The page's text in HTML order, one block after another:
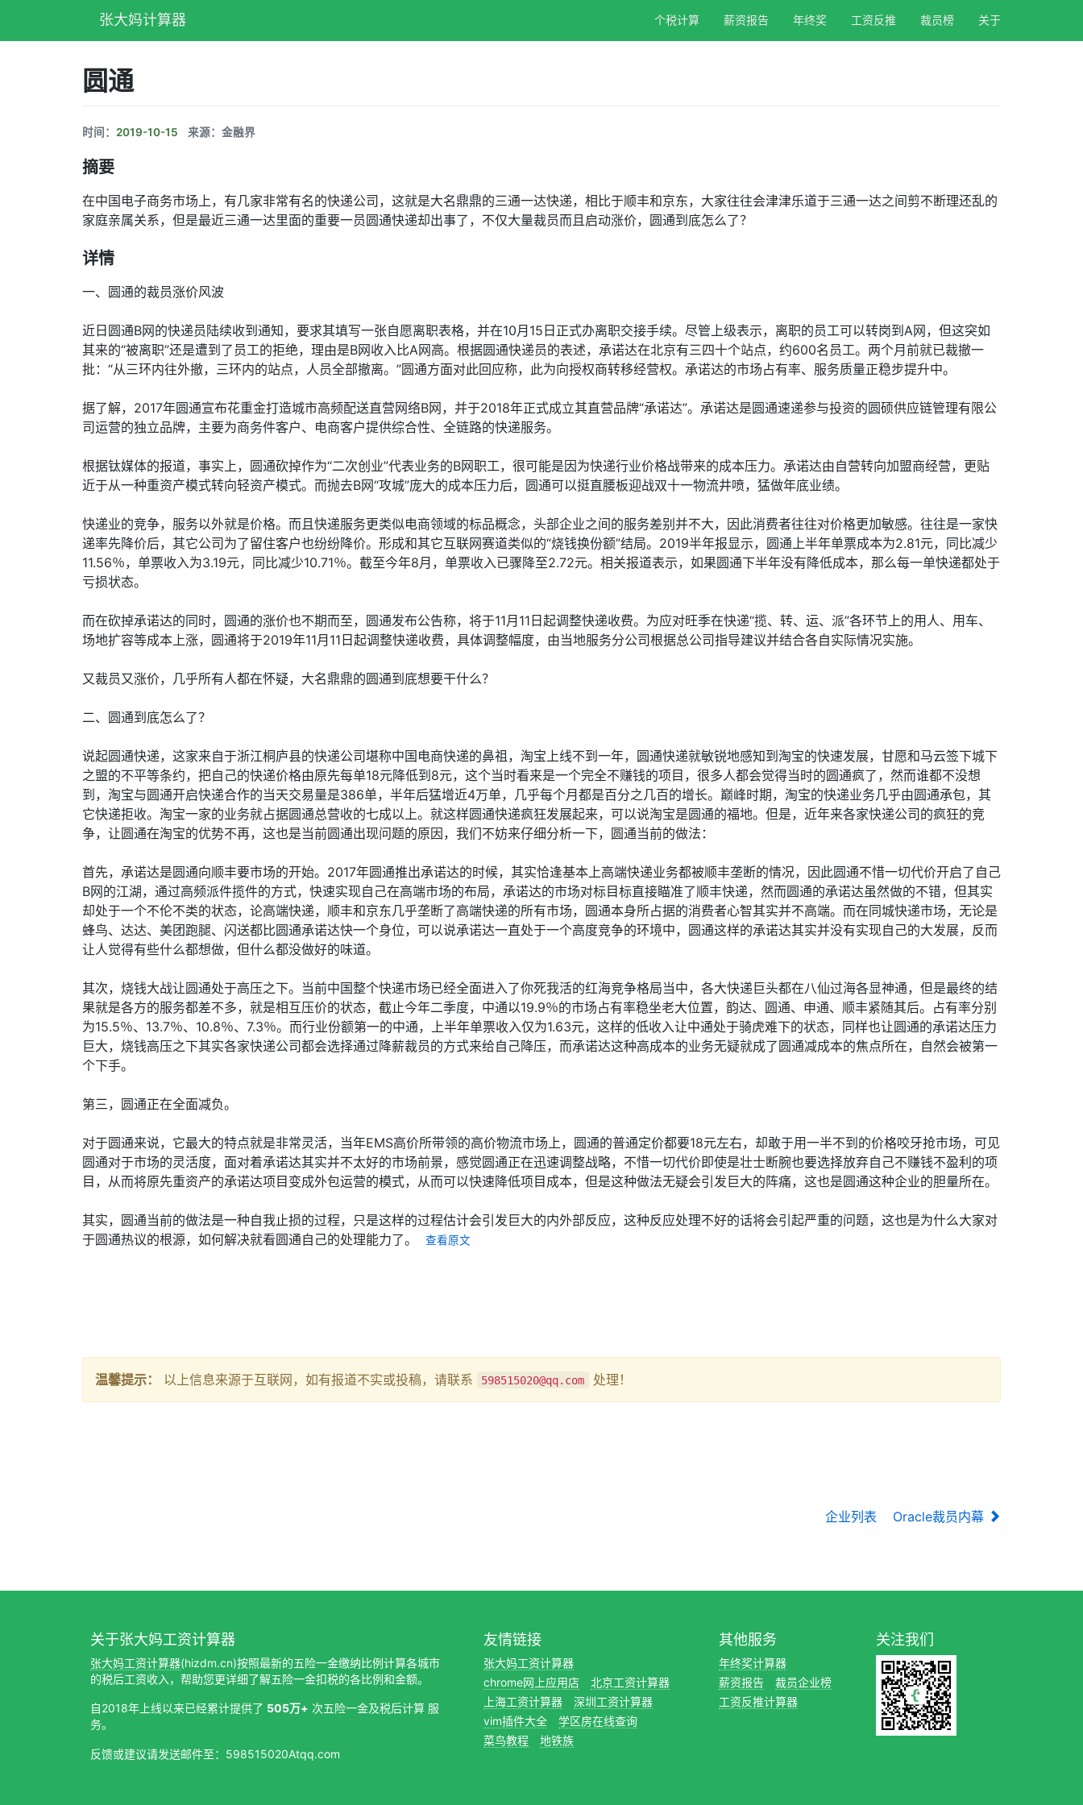
张大妈计算器 个税计算 薪资报告 年终奖 工资反推 裁员榜 关于
圆通
时间： 2019-10-15 来源：金融界
摘要
在中国电子商务市场上，有几家非常有名的快递公司，这就是大名鼎鼎的三通一达快递，相比于顺丰和京东，大家往往会津津乐道于三通一达之间剪不断理还乱的
家庭亲属关系，但是最近三通一达里面的重要一员圆通快递却出事了，不仅大量裁员而且启动涨价，圆通到底怎么了？
详情
一、圆通的裁员涨价风波
近日圆通B网的快递员陆续收到通知，要求其填写一张自愿离职表格，并在10月15日正式办离职交接手续。尽管上级表示，离职的员工可以转岗到A网，但这突如
其来的“被离职”还是遭到了员工的拒绝，理由是B网收入比A网高。根据圆通快递员的表述，承诺达在北京有三四十个站点，约600名员工。两个月前就已裁撤一
批：“从三环内往外撤，三环内的站点，人员全部撤离。”圆通方面对此回应称，此为向授权商转移经营权。承诺达的市场占有率、服务质量正稳步提升中。
据了解，2017年圆通宣布花重金打造城市高频配送直营网络B网，并于2018年正式成立其直营品牌“承诺达”。承诺达是圆通速递参与投资的圆硕供应链管理有限公
司运营的独立品牌，主要为商务件客户、电商客户提供综合性、全链路的快递服务。
根据钛媒体的报道，事实上，圆通砍掉作为“二次创业”代表业务的B网职工，很可能是因为快递行业价格战带来的成本压力。承诺达由自营转向加盟商经营，更贴
近于从一种重资产模式转向轻资产模式。而抛去B网“攻城”庞大的成本压力后，圆通可以挺直腰板迎战双十一物流井喷，猛做年底业绩。
快递业的竞争，服务以外就是价格。而且快递服务更类似电商领域的标品概念，头部企业之间的服务差别并不大，因此消费者往往对价格更加敏感。往往是一家快
递率先降价后，其它公司为了留住客户也纷纷降价。形成和其它互联网赛道类似的“烧钱换份额”结局。2019半年报显示，圆通上半年单票成本为2.81元，同比减少
11.56％，单票收入为3.19元，同比减少10.71％。截至今年8月，单票收入已骤降至2.72元。相关报道表示，如果圆通下半年没有降低成本，那么每一单快递都处于
亏损状态。
而在砍掉承诺达的同时，圆通的涨价也不期而至，圆通发布公告称，将于11月11日起调整快递收费。为应对旺季在快递“揽、转、运、派”各环节上的用人、用车、
场地扩容等成本上涨，圆通将于2019年11月11日起调整快递收费，具体调整幅度，由当地服务分公司根据总公司指导建议并结合各自实际情况实施。
又裁员又涨价，几乎所有人都在怀疑，大名鼎鼎的圆通到底想要干什么？
二、圆通到底怎么了？
说起圆通快递，这家来自于浙江桐庐县的快递公司堪称中国电商快递的鼻祖，淘宝上线不到一年，圆通快递就敏锐地感知到淘宝的快速发展，甘愿和马云签下城下
之盟的不平等条约，把自己的快递价格由原先每单18元降低到8元，这个当时看来是一个完全不赚钱的项目，很多人都会觉得当时的圆通疯了，然而谁都不没想
到，淘宝与圆通开启快递合作的当天交易量是386单，半年后猛增近4万单，几乎每个月都是百分之几百的增长。巅峰时期，淘宝的快递业务几乎由圆通承包，其
它快递拒收。淘宝一家的业务就占据圆通总营收的七成以上。就这样圆通快递疯狂发展起来，可以说淘宝是圆通的福地。但是，近年来各家快递公司的疯狂的竞
争，让圆通在淘宝的优势不再，这也是当前圆通出现问题的原因，我们不妨来仔细分析一下，圆通当前的做法：
首先，承诺达是圆通向顺丰要市场的开始。2017年圆通推出承诺达的时候，其实恰逢基本上高端快递业务都被顺丰垄断的情况，因此圆通不惜一切代价开启了自己
B网的江湖，通过高频派件揽件的方式，快速实现自己在高端市场的布局，承诺达的市场对标目标直接瞄准了顺丰快递，然而圆通的承诺达虽然做的不错，但其实
却处于一个不伦不类的状态，论高端快递，顺丰和京东几乎垄断了高端快递的所有市场，圆通本身所占据的消费者心智其实并不高端。而在同城快递市场，无论是
蜂鸟、达达、美团跑腿、闪送都比圆通承诺达快一个身位，可以说承诺达一直处于一个高度竞争的环境中，圆通这样的承诺达其实并没有实现自己的大发展，反而
让人觉得有些什么都想做，但什么都没做好的味道。
其次，烧钱大战让圆通处于高压之下。当前中国整个快递市场已经全面进入了你死我活的红海竞争格局当中，各大快递巨头都在八仙过海各显神通，但是最终的结
果就是各方的服务都差不多，就是相互压价的状态，截止今年二季度，中通以19.9％的市场占有率稳坐老大位置，韵达、圆通、申通、顺丰紧随其后。占有率分别
为15.5％、13.7％、10.8％、7.3％。而行业份额第一的中通，上半年单票收入仅为1.63元，这样的低收入让中通处于骑虎难下的状态，同样也让圆通的承诺达压力
巨大，烧钱高压之下其实各家快递公司都会选择通过降薪裁员的方式来给自己降压，而承诺达这种高成本的业务无疑就成了圆通减成本的焦点所在，自然会被第一
个下手。
第三，圆通正在全面减负。
对于圆通来说，它最大的特点就是非常灵活，当年EMS高价所带领的高价物流市场上，圆通的普通定价都要18元左右，却敢于用一半不到的价格咬牙抢市场，可见
圆通对于市场的灵活度，面对着承诺达其实并不太好的市场前景，感觉圆通正在迅速调整战略，不惜一切代价即使是壮士断腕也要选择放弃自己不赚钱不盈利的项
目，从而将原先重资产的承诺达项目变成外包运营的模式，从而可以快速降低项目成本，但是这种做法无疑会引发巨大的阵痛，这也是圆通这种企业的胆量所在。
其实，圆通当前的做法是一种自我止损的过程，只是这样的过程估计会引发巨大的内外部反应，这种反应处理不好的话将会引起严重的问题，这也是为什么大家对
于圆通热议的根源，如何解决就看圆通自己的处理能力了。
查看原文
温馨提示： 以上信息来源于互联网，如有报道不实或投稿，请联系 598515020@qq.com 处理！
企业列表 Oracle裁员内幕
关于张大妈工资计算器
张大妈工资计算器(hizdm.cn)按照最新的五险一金缴纳比例计算各城市
的税后工资收入，帮助您更详细了解五险一金扣税的各比例和金额。
自2018年上线以来已经累计提供了 505万+ 次五险一金及税后计算 服
务。
反馈或建议请发送邮件至：598515020Atqq.com
友情链接
张大妈工资计算器
chrome网上应用店
北京工资计算器
上海工资计算器
深圳工资计算器
vim插件大全
学区房在线查询
菜鸟教程
地铁族
其他服务
年终奖计算器
薪资报告
裁员企业榜
工资反推计算器
关注我们